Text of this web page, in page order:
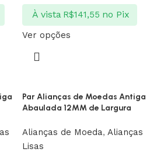
À vista R$141,55 no Pix
Ver opções
Par Alianças de Moedas Antiga
Abaulada 12MM de Largura
Alianças de Moeda, Alianças
Lisas